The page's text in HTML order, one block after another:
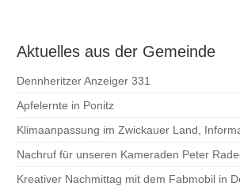
Aktuelles aus der Gemeinde
Dennheritzer Anzeiger 331
Apfelernte in Ponitz
Klimaanpassung im Zwickauer Land,
Nachruf für unseren Kameraden Peter
Kreativer Nachmittag mit dem Fabmobil in